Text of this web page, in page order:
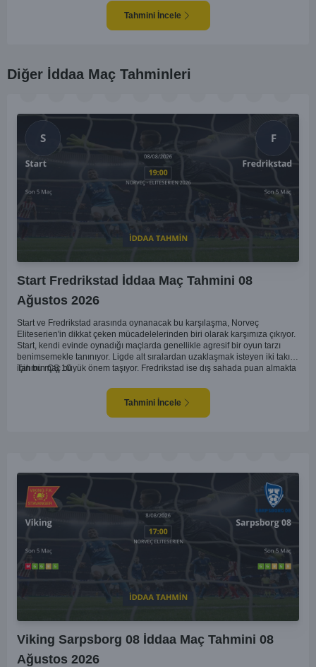
anlar yakalayabilmektedir. İki takım arasındaki tarihsel rekabet dikkate
alındığında, maçın dengede geçmesi olasıdır ve her iki tarafın da gol
şansı bulunmaktadır. Özellikle Jaro'nun savunma zaafları ve VPS'nin hızlı
Tahmini İncele
Diğer İddaa Maç Tahminleri
Start Fredrikstad İddaa Maç Tahmini 08
Ağustos 2026
Start ve Fredrikstad arasında oynanacak bu karşılaşma, Norveç
Eliteserien'in dikkat çeken mücadelelerinden biri olarak karşımıza çıkıyor.
Start, kendi evinde oynadığı maçlarda genellikle agresif bir oyun tarzı
benimsemekle tanınıyor. Ligde alt sıralardan uzaklaşmak isteyen iki takım
için bu maç büyük önem taşıyor. Fredrikstad ise dış sahada puan almakta
mücadelede zorluk çıkartabilir. Maçın temposunun yüksek olacağını ve
her iki takımın da sonuca gitmeye odaklanacağını düşünüyorum.
Tahmin ÇŞ 10
Tahmini İncele
Viking Sarpsborg 08 İddaa Maç Tahmini 08
Ağustos 2026